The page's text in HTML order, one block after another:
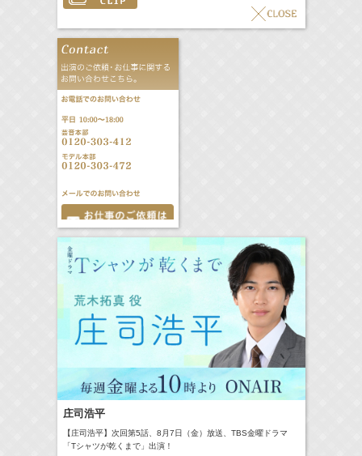
庄司浩平
【庄司浩平】次回第5話、8月7日（金）放送、TBS金曜ドラマ
「Tシャツが乾くまで」出演！